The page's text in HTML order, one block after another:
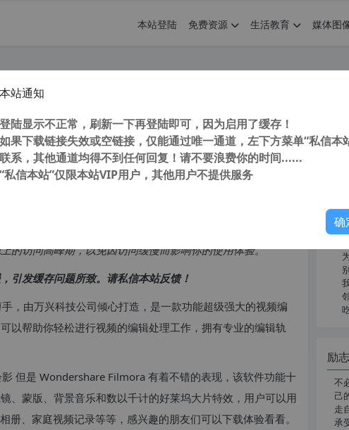
本站登陆 免费资源 生活教育 媒体图
Filmora 11.7.3.814 x64 汉化
。
的访问高峰期，以免因访问缓慢而影响你的使用体验。
引发缓存问题所致。请私信本站反馈！
，由万兴科技公司倾心打造，是一款功能超级强大的视频编
以帮助你轻松进行视频的编辑处理工作，拥有专业的编辑轨
但是 Wondershare Filmora 有着不错的表现，该软件功能十
、蒙版、背景音乐和数以千计的好莱坞大片特效，用户可以用
、家庭视频记录等等，感兴趣的朋友们可以下载体验看看。
您
励
不
己
走
承
本站通知
登陆显示不正常，刷新一下再登陆即可，因为启用了缓存！
如果下载链接失效或空链接，仅能通过唯一通道，左下方菜单“私信本
联系，其他通道均得不到任何回复！请不要浪费你的时间......
“私信本站”仅限本站VIP用户，其他用户不提供服务
确